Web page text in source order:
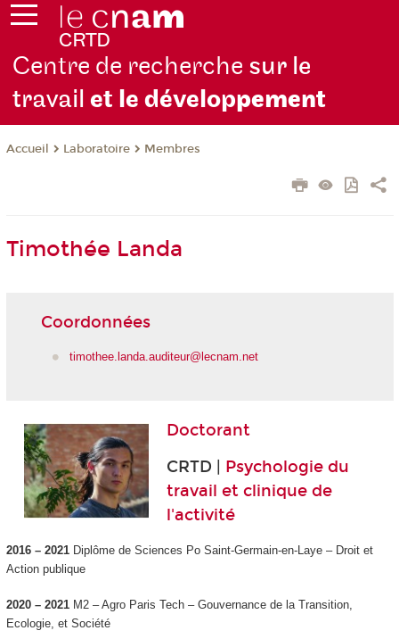
Centre de recherche sur le
travailet le développement
Accueil Laboratoire Membres
Timothée Landa
Coordonnées
timothee.landa.auditeur@lecnam.net
Doctorant
CRTD | Psychologie du
travail et clinique de
l'activité
2016 – 2021Diplôme de Sciences Po Saint-Germain-en-Laye – Droit et
Action publique
2020 – 2021M2 – Agro Paris Tech – Gouvernance de la Transition,
Ecologie, et Société